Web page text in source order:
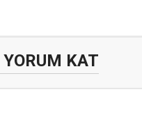
YORUM KAT